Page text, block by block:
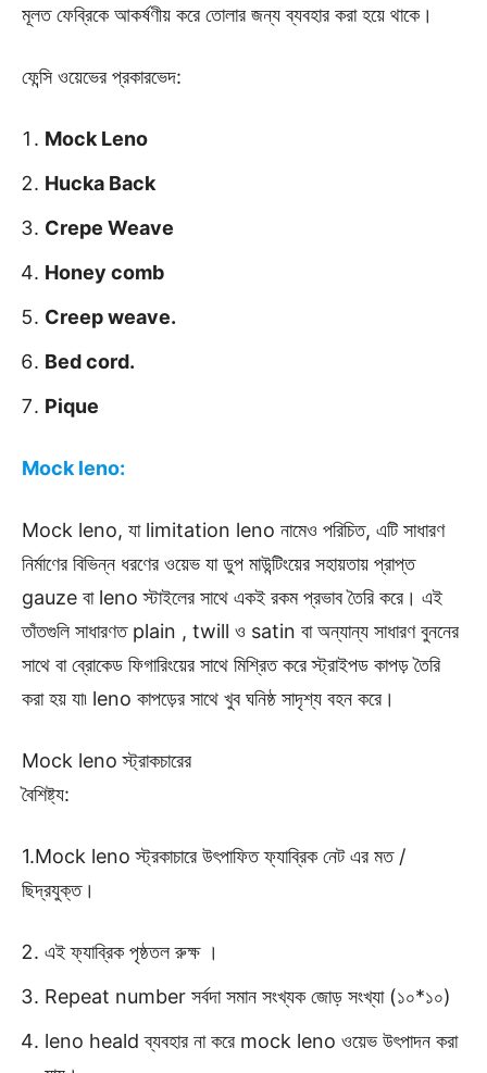
মূলত ফেব্রিকে আকর্ষণীয় করে তোলার জন্য ব্যবহার করা হয়ে থাকে।
ফেন্সি ওয়েভের প্রকারভেদ:
Mock Leno
Hucka Back
Crepe Weave
Honey comb
Creep weave.
Bed cord.
Pique
Mock leno:
Mock leno, যা limitation leno নামেও পরিচিত, এটি সাধারণ
নির্মাণের বিভিন্ন ধরণের ওয়েভ যা ডুপ মাউন্টিংয়ের সহায়তায় প্রাপ্ত
gauze বা leno স্টাইলের সাথে একই রকম প্রভাব তৈরি করে। এই
তাঁতগুলি সাধারণত plain , twill ও satin বা অন্যান্য সাধারণ বুননের
সাথে বা ব্রোকেড ফিগারিংয়ের সাথে মিশ্রিত করে স্ট্রাইপড কাপড় তৈরি
করা হয় যা৷ leno কাপড়ের সাথে খুব ঘনিষ্ঠ সাদৃশ্য বহন করে।
Mock leno স্ট্রাকচারের
বৈশিষ্ট্য:
1.Mock leno স্ট্রকাচারে উৎপাফিত ফ্যাব্রিক নেট এর মত /
ছিদ্রযুক্ত।
এই ফ্যাব্রিক পৃষ্ঠতল রুক্ষ ।
Repeat number সর্বদা সমান সংখ্যক জোড় সংখ্যা (১০*১০)
leno heald ব্যবহার না করে mock leno ওয়েভ উৎপাদন করা